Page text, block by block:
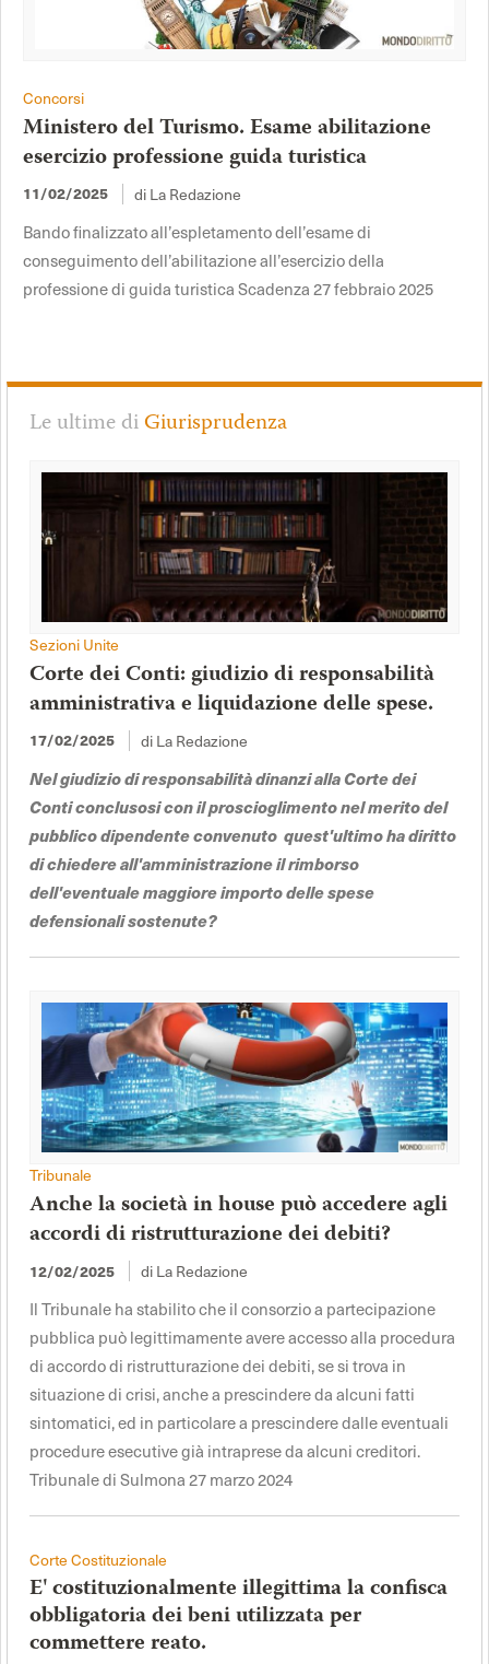
Concorsi
Ministero del Turismo. Esame abilitazione
esercizio professione guida turistica
11/02/2025 di La Redazione
Bando finalizzato all’espletamento dell’esame di
conseguimento dell’abilitazione all’esercizio della
professione di guida turistica Scadenza 27 febbraio 2025
Le ultime diGiurisprudenza
Sezioni Unite
Corte dei Conti: giudizio di responsabilità
amministrativa e liquidazione delle spese.
17/02/2025
di La Redazione
Nel giudizio di responsabilità dinanzi alla Corte dei
Conti conclusosi con il proscioglimento nel merito del
pubblico dipendente convenuto quest'ultimo ha diritto
di chiedere all'amministrazione il rimborso
dell'eventuale maggiore importo delle spese
defensionali sostenute?
Tribunale
Anche la società in house può accedere agli
accordi di ristrutturazione dei debiti?
12/02/2025 di La Redazione
Il Tribunale ha stabilito che il consorzio a partecipazione
pubblica può legittimamente avere accesso alla procedura
di accordo di ristrutturazione dei debiti, se si trova in
situazione di crisi, anche a prescindere da alcuni fatti
sintomatici, ed in particolare a prescindere dalle eventuali
procedure esecutive già intraprese da alcuni creditori.
Tribunale di Sulmona 27 marzo 2024
Corte Costituzionale
E' costituzionalmente illegittima la confisca
obbligatoria dei beni utilizzata per
commettere reato.